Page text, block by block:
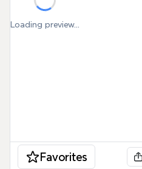
Loading preview...
Favorites